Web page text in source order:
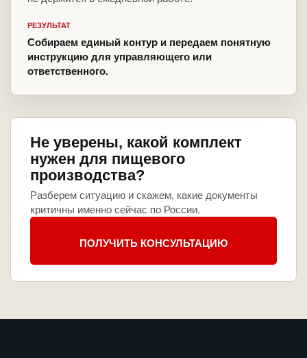
РЕЗУЛЬТАТ
Собираем единый контур и передаем понятную
инструкцию для управляющего или
ответственного.
Не уверены, какой комплект
нужен для пищевого
производства?
Разберем ситуацию и скажем, какие документы
критичны именно сейчас по России.
ПОЛУЧИТЬ КОНСУЛЬТАЦИЮ